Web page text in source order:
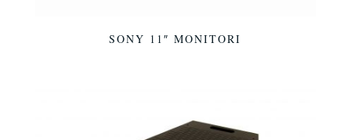
SONY 11″ MONITORI